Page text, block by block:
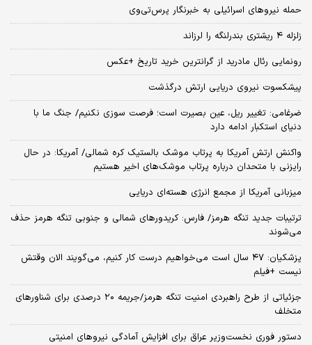
حمله نیروهای اسرائیلی به خبرنگار پرس‌تی‌وی
زلزله ۴ ریشتری بندرلنگه را لرزاند
رونمایی رئال مادرید از گرانترین خرید تاریخ +عکس
پیشکسوت نیروی دریایی ارتش درگذشت
ضرغامی: تغییر ریل، عین بصیرت است؛ فرصت سوزی نکنیم/ جنگ ما با
دنیای استکبار ادامه دارد
واکنش ارتش آمریکا به پرتاب موشک بالستیک کره شمالی/ آمریکا: در حال
رایزنی با متحدان درباره پرتاب موشک‌های اخیر هستیم
میزبانی آمریکا از مجمع انرژی هسته‌ای دریایی
ترتیبات جدید تنگه هرمز/ فارس: کریدورهای شمالی و جنوبی تنگه هرمز حذف
می‌شوند
پزشکیان: ۴۷ سال است می‌خواهیم درست کار کنیم، می‌گویند الان وقتش
نیست +فیلم
جزئیاتی از طرح راهبردی امنیت تنگه هرمز/جریمه ۲۰ درصدی برای شناورهای
متخلف
دستور فوری نخست‌وزیر عراق برای افزایش آمادگی نیروهای امنیتی